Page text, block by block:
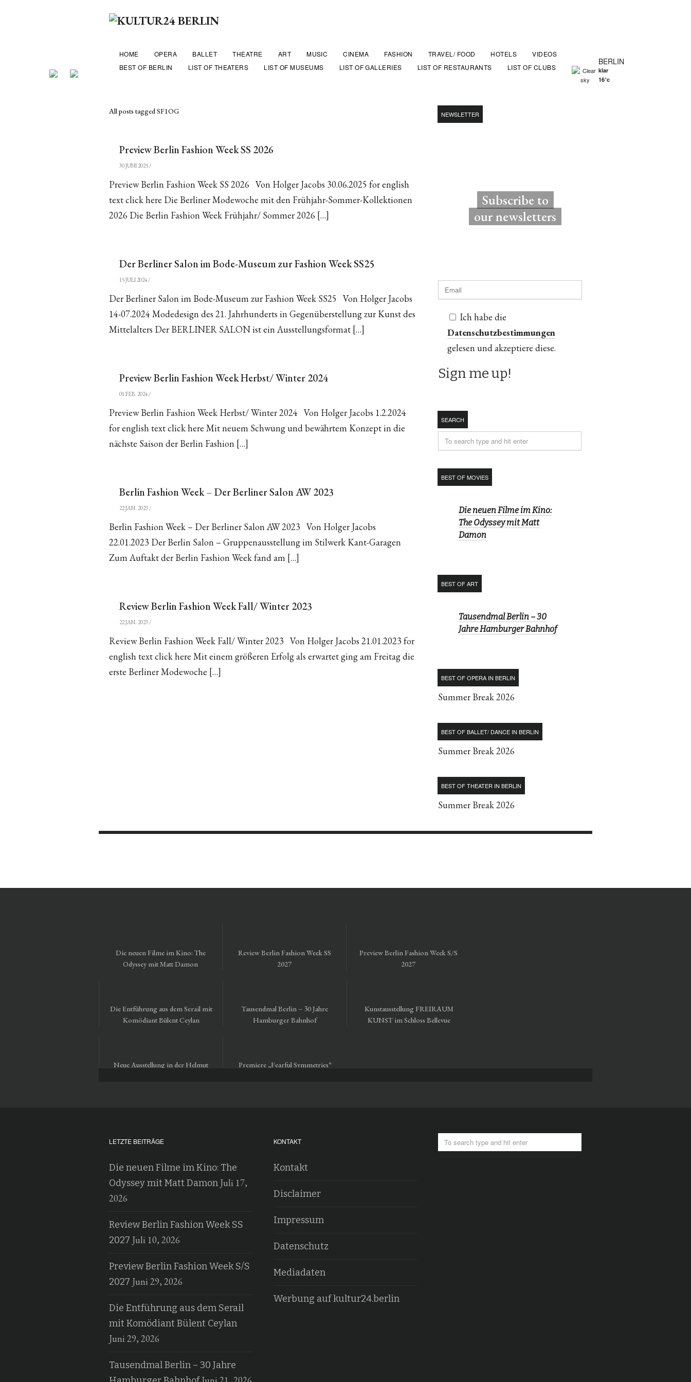
BERLIN
klar
16°c
HOME OPERA BALLET THEATRE ART MUSIC CINEMA FASHION TRAVEL/ FOOD HOTELS
VIDEOS
BEST OF BERLIN
LIST OF THEATERS LIST OF MUSEUMS LIST OF GALLERIES LIST OF RESTAURANTS LIST OF CLUBS
All posts tagged SF1OG
Preview Berlin Fashion Week SS 2026
30 JUNI 2025/
Preview Berlin Fashion Week SS 2026 Von Holger Jacobs 30.06.2025 for english
text click here Die Berliner Modewoche mit den Frühjahr-Sommer-Kollektionen
2026 Die Berlin Fashion Week Frühjahr/ Sommer 2026 […]
Der Berliner Salon im Bode-Museum zur Fashion Week SS25
15 JULI 2024/
Der Berliner Salon im Bode-Museum zur Fashion Week SS25 Von Holger Jacobs
14-07.2024 Modedesign des 21. Jahrhunderts in Gegenüberstellung zur Kunst des
Mittelalters Der BERLINER SALON ist ein Ausstellungsformat […]
Preview Berlin Fashion Week Herbst/ Winter 2024
01 FEB. 2024/
Preview Berlin Fashion Week Herbst/ Winter 2024 Von Holger Jacobs 1.2.2024
for english text click here Mit neuem Schwung und bewährtem Konzept in die
nächste Saison der Berlin Fashion […]
Berlin Fashion Week – Der Berliner Salon AW 2023
22 JAN. 2023 /
Berlin Fashion Week – Der Berliner Salon AW 2023 Von Holger Jacobs
22.01.2023 Der Berlin Salon – Gruppenausstellung im Stilwerk Kant-Garagen
Zum Auftakt der Berlin Fashion Week fand am […]
Review Berlin Fashion Week Fall/ Winter 2023
22 JAN. 2023 /
Review Berlin Fashion Week Fall/ Winter 2023 Von Holger Jacobs 21.01.2023 for
english text click here Mit einem größeren Erfolg als erwartet ging am Freitag die
erste Berliner Modewoche […]
NEWSLETTER
Subscribe to
our newsletters
Ich habe die
Datenschutzbestimmungen
gelesen und akzeptiere diese.
SEARCH
BEST OF MOVIES
Die neuen Filme im Kino:
The Odyssey mit Matt
Damon
BEST OF ART
Tausendmal Berlin – 30
Jahre Hamburger Bahnhof
BEST OF OPERA IN BERLIN
Summer Break 2026
BEST OF BALLET/ DANCE IN BERLIN
Summer Break 2026
BEST OF THEATER IN BERLIN
Summer Break 2026
Die neuen Filme im Kino: The
Odyssey mit Matt Damon
Review Berlin Fashion Week SS
2027
Preview Berlin Fashion Week S/S
2027
Die Entführung aus dem Serail mit
Komödiant Bülent Ceylan
Tausendmal Berlin – 30 Jahre
Hamburger Bahnhof
Kunstausstellung FREIRAUM
KUNST im Schloss Bellevue
Neue Ausstellung in der Helmut
Premiere „Fearful Symmetries“
LETZTE BEITRÄGE
Die neuen Filme im Kino: The
Odyssey mit Matt Damon Juli 17,
2026
Review Berlin Fashion Week SS
2027 Juli 10, 2026
Preview Berlin Fashion Week S/S
2027 Juni 29, 2026
Die Entführung aus dem Serail
mit Komödiant Bülent Ceylan
Juni 29, 2026
Tausendmal Berlin – 30 Jahre
KONTAKT
Kontakt
Disclaimer
Impressum
Datenschutz
Mediadaten
Werbung auf kultur24.berlin